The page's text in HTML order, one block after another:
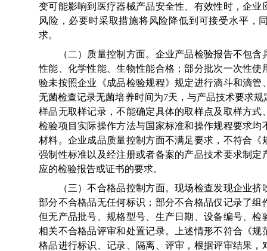
变可能影响到医疗器械产品安全性、有效性时，企业
风险，必要时采取措施将风险降低到可接受水平，
求。
（二）质量控制方面。企业产品检验报告不包含
性能、化学性能、生物性能合格；部分批次一次性使
验未按照企业《成品检验规程》规定进行滴斗和滴管
无菌检查记录无菌培养时间为7天，与产品技术要求
样品无取样记录，不能确定具体的取样点及取样方式
检验项目实际操作方法与国家标准和操作规程要求均
材料。企业成品质量控制方面不满足要求，不符合《
强制性标准以及经注册或者备案的产品技术要求制定
应的检验报告或证书的要求。
（三）不合格品控制方面。现场检查发现企业挤
部分不合格品无任何标识；部分不合格品仅记录了组
但无产品批号、规格型号、生产日期、设备编号、检
相关不合格品评审和处置记录。上述情形不符合《规
格品进行标识、记录、隔离、评审，根据评审结果，